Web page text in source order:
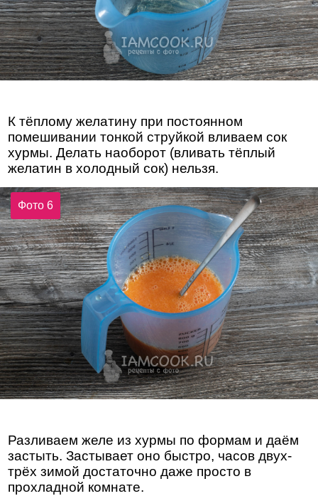
К тёплому желатину при постоянном
помешивании тонкой струйкой вливаем сок
хурмы. Делать наоборот (вливать тёплый
желатин в холодный сок) нельзя.
Фото 6
Разливаем желе из хурмы по формам и даём
застыть. Застывает оно быстро, часов двух-
трёх зимой достаточно даже просто в
прохладной комнате.